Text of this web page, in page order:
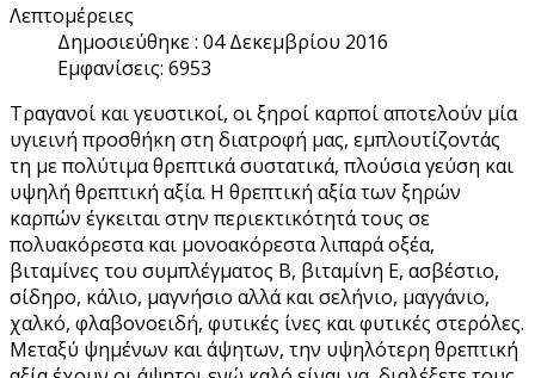
Λεπτομέρειες
Δημοσιεύθηκε : 04 Δεκεμβρίου 2016
Εμφανίσεις: 6953
Τραγανοί και γευστικοί, οι ξηροί καρποί αποτελούν μία
υγιεινή προσθήκη στη διατροφή μας, εμπλουτίζοντάς
τη με πολύτιμα θρεπτικά συστατικά, πλούσια γεύση και
υψηλή θρεπτική αξία. Η θρεπτική αξία των ξηρών
καρπών έγκειται στην περιεκτικότητά τους σε
πολυακόρεστα και μονοακόρεστα λιπαρά οξέα,
βιταμίνες του συμπλέγματος Β, βιταμίνη Ε, ασβέστιο,
σίδηρο, κάλιο, μαγνήσιο αλλά και σελήνιο, μαγγάνιο,
χαλκό, φλαβονοειδή, φυτικές ίνες και φυτικές στερόλες.
Μεταξύ ψημένων και άψητων, την υψηλότερη θρεπτική